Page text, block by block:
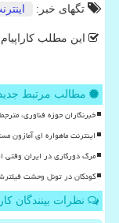
تگهای خبر:
این مطلب
مطالب مرتبط جدید
خبرنگاران حوزه فناوری،
اینترنت ماهواره ای آمازون
مرگ دورکاری در ایران وقتی
کودکان در تونل وحشت
نظرات بینندگان